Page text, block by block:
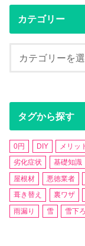
カテゴリー
タグから探す
0円 DIY メリッ
劣化症状
基礎知識
屋根材
悪徳業者
葺き替え
裏ワザ
雨漏り
雪 雪下